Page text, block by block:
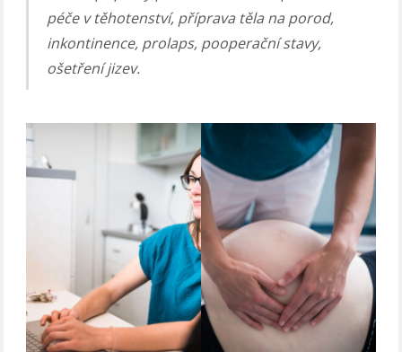
péče v těhotenství, příprava těla na porod,
inkontinence, prolaps, pooperační stavy,
ošetření jizev.